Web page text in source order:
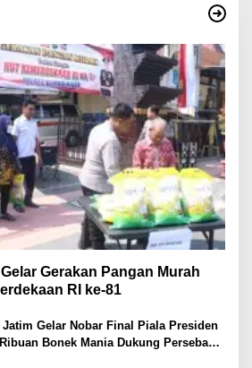
Gerakan Pangan Murah
RI ke-81
Jatim Gelar Nobar Final Piala Presiden
Bonek Mania Dukung Persebaya